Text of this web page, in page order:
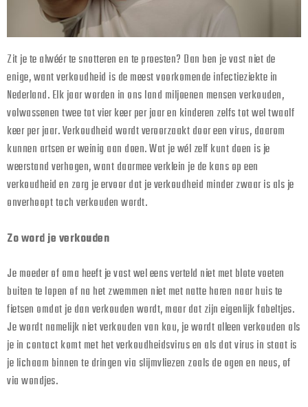
Zit je te alwéér te snotteren en te proesten? Dan ben je vast niet de
enige, want verkoudheid is de meest voorkomende infectieziekte in
Nederland. Elk jaar worden in ons land miljoenen mensen verkouden,
volwassenen twee tot vier keer per jaar en kinderen zelfs tot wel twaalf
keer per jaar. Verkoudheid wordt veroorzaakt door een virus, daarom
kunnen artsen er weinig aan doen. Wat je wél zelf kunt doen is je
weerstand verhogen, want daarmee verklein je de kans op een
verkoudheid en zorg je ervoor dat je verkoudheid minder zwaar is als je
onverhoopt toch verkouden wordt.
Zo word je verkouden
Je moeder of oma heeft je vast wel eens verteld niet met blote voeten
buiten te lopen of na het zwemmen niet met natte haren naar huis te
fietsen omdat je dan verkouden wordt, maar dat zijn eigenlijk fabeltjes.
Je wordt namelijk niet verkouden van kou, je wordt alleen verkouden als
je in contact komt met het verkoudheidsvirus en als dat virus in staat is
je lichaam binnen te dringen via slijmvliezen zoals de ogen en neus, of
via wondjes.